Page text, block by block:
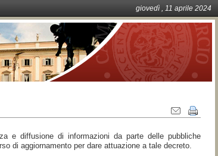
giovedì , 11aprile 2024
Azioni
sul
e diffusione di informazioni da parte delle pubbliche
di aggiornamento per dare attuazione a tale decreto.